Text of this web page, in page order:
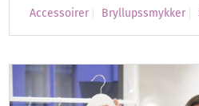
Accessoirer Bryllupssmykker